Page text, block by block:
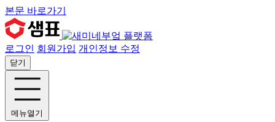
본문 바로가기
로그인 회원가입 개인정보 수정
닫기
메뉴열기